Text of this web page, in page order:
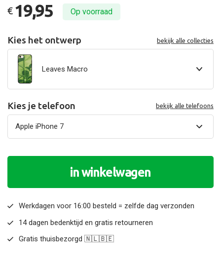
€ 19,95 Op voorraad
Kies het ontwerp bekijk alle collecties
Leaves Macro
Kies je telefoon bekijk alle telefoons
in winkelwagen
Werkdagen voor 16:00 besteld = zelfde dag verzonden
14 dagen bedenktijd en gratis retourneren
Gratis thuisbezorgd 🇳🇱🇧🇪